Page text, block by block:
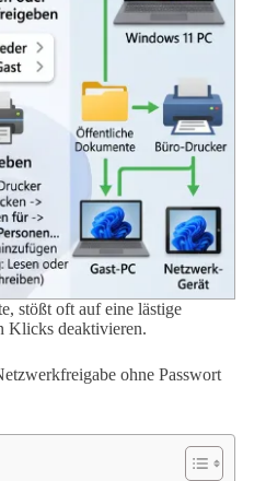
stößt oft auf eine lästige
Klicks deaktivieren.
ohne Passwort